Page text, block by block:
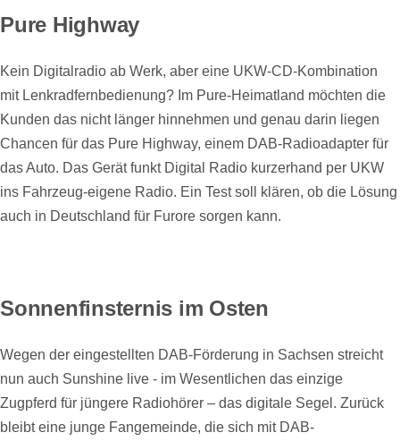
Pure Highway
Kein Digitalradio ab Werk, aber eine UKW-CD-Kombination
mit Lenkradfernbedienung? Im Pure-Heimatland möchten die
Kunden das nicht länger hinnehmen und genau darin liegen
Chancen für das Pure Highway, einem DAB-Radioadapter für
das Auto. Das Gerät funkt Digital Radio kurzerhand per UKW
ins Fahrzeug-eigene Radio. Ein Test soll klären, ob die Lösung
auch in Deutschland für Furore sorgen kann.
Sonnenfinsternis im Osten
Wegen der eingestellten DAB-Förderung in Sachsen streicht
nun auch Sunshine live - im Wesentlichen das einzige
Zugpferd für jüngere Radiohörer – das digitale Segel. Zurück
bleibt eine junge Fangemeinde, die sich mit DAB-